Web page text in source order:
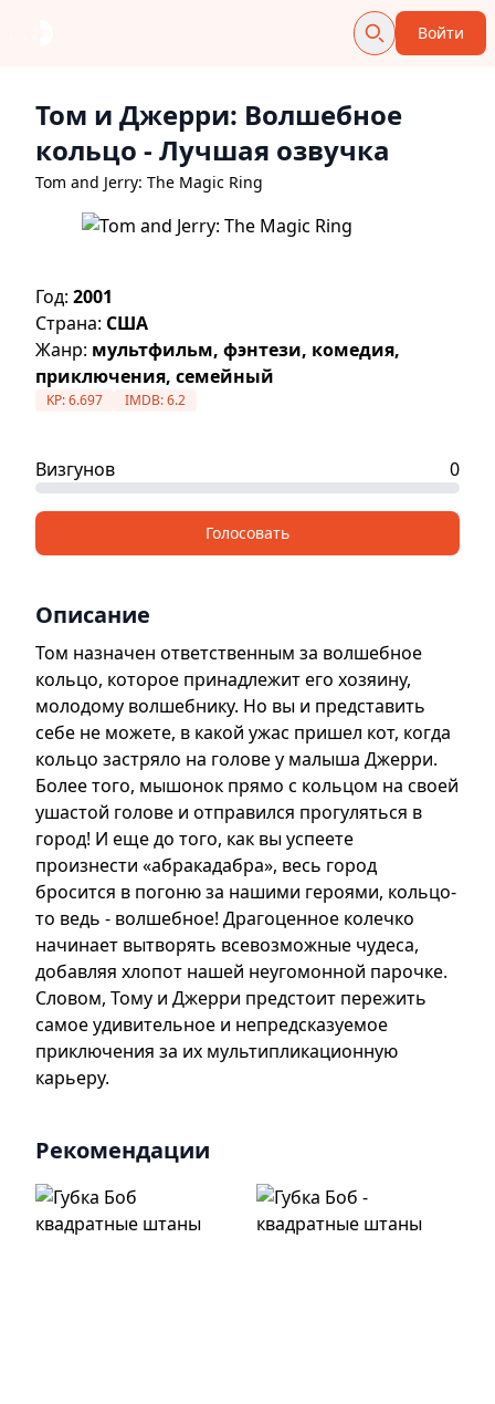
Войти
Том и Джерри: Волшебное
кольцо - Лучшая озвучка
Tom and Jerry: The Magic Ring
Год: 2001
Страна: США
Жанр: мультфильм, фэнтези, комедия,
приключения, семейный
KP:6.697 IMDB:6.2
Визгунов 0
Голосовать
Описание
Том назначен ответственным за волшебное
кольцо, которое принадлежит его хозяину,
молодому волшебнику. Но вы и представить
себе не можете, в какой ужас пришел кот, когда
кольцо застряло на голове у малыша Джерри.
Более того, мышонок прямо с кольцом на своей
ушастой голове и отправился прогуляться в
город! И еще до того, как вы успеете
произнести «абракадабра», весь город
бросится в погоню за нашими героями, кольцо-
то ведь - волшебное! Драгоценное колечко
начинает вытворять всевозможные чудеса,
добавляя хлопот нашей неугомонной парочке.
Словом, Тому и Джерри предстоит пережить
самое удивительное и непредсказуемое
приключения за их мультипликационную
карьеру.
Рекомендации